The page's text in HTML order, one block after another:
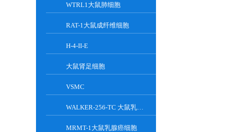
WTRL1大鼠肺细胞
RAT-1大鼠成纤维细胞
H-4-II-E
大鼠肾足细胞
VSMC
WALKER-256-TC 大鼠乳腺癌细胞系
MRMT-1大鼠乳腺癌细胞